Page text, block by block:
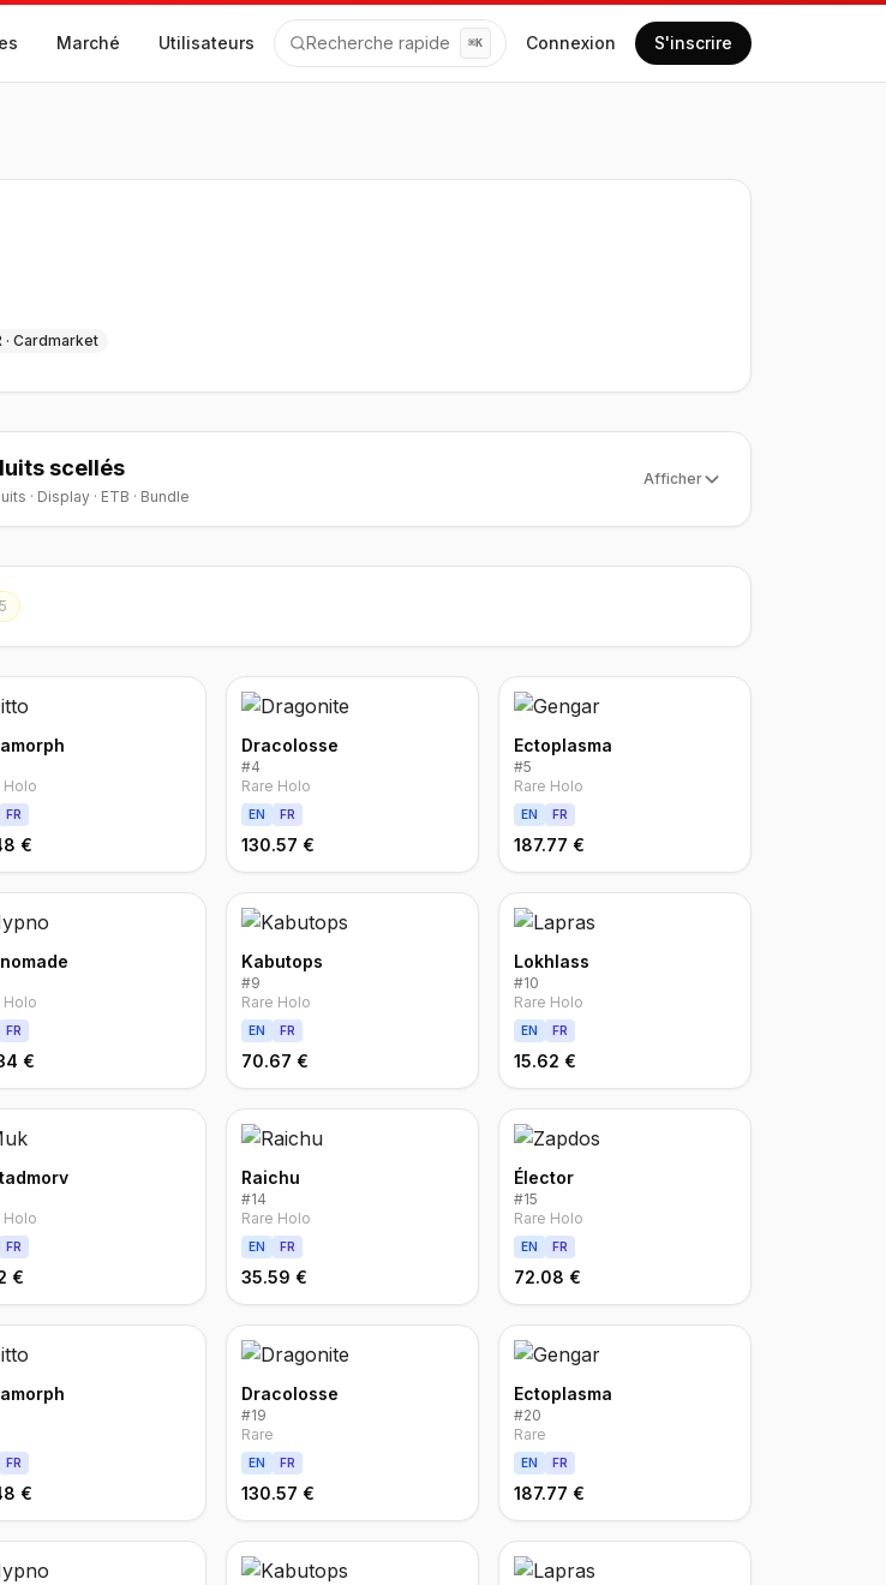
Marché Utilisateurs Recherche rapide ⌘K Connexion S'inscrire
· Cardmarket
scellés
s · Display · ETB · Bundle
Afficher
Holo
FR
€
Dracolosse
#4
Rare Holo
EN FR
130.57 €
Ectoplasma
#5
Rare Holo
EN FR
187.77 €
Holo
FR
€
Kabutops
#9
Rare Holo
EN FR
70.67 €
Lokhlass
#10
Rare Holo
EN FR
15.62 €
Holo
FR
€
Raichu
#14
Rare Holo
EN FR
35.59 €
Élector
#15
Rare Holo
EN FR
72.08 €
FR
€
Dracolosse
#19
Rare
EN FR
130.57 €
Ectoplasma
#20
Rare
EN FR
187.77 €